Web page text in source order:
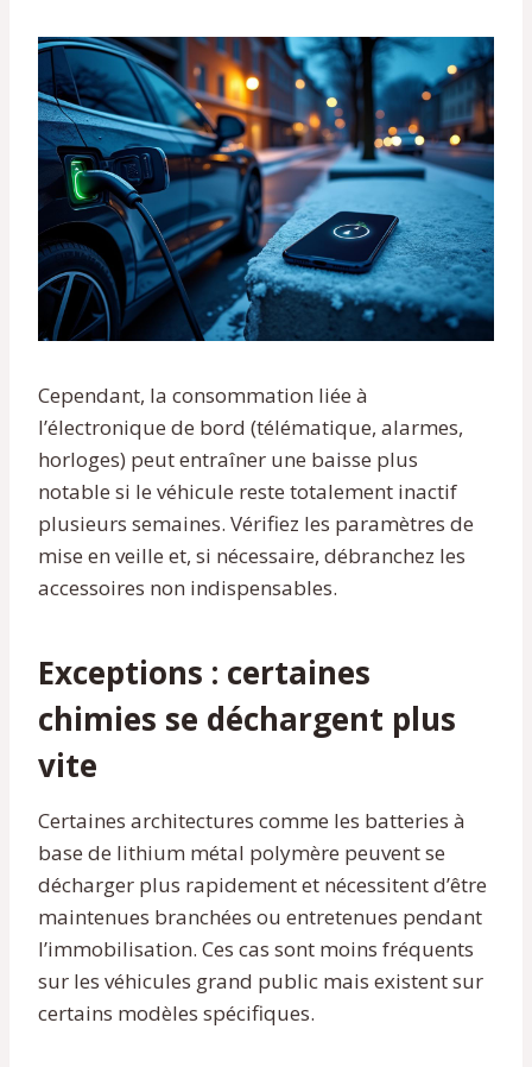
Cependant, la consommation liée à
l’électronique de bord (télématique, alarmes,
horloges) peut entraîner une baisse plus
notable si le véhicule reste totalement inactif
plusieurs semaines. Vérifiez les paramètres de
mise en veille et, si nécessaire, débranchez les
accessoires non indispensables.
Exceptions : certaines
chimies se déchargent plus
vite
Certaines architectures comme les batteries à
base de lithium métal polymère peuvent se
décharger plus rapidement et nécessitent d’être
maintenues branchées ou entretenues pendant
l’immobilisation. Ces cas sont moins fréquents
sur les véhicules grand public mais existent sur
certains modèles spécifiques.